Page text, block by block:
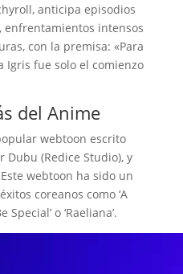
anticipa episodios
enfrentamientos intensos
con la premisa: «Para
Igris fue solo el comienzo
del Anime
webtoon escrito
(Redice Studio), y
webtoon ha sido un
coreanos como ‘A
o ‘Raeliana’.